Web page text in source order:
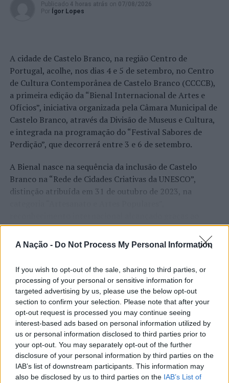
A Nação - Do Not Process My Personal Information
If you wish to opt-out of the sale, sharing to third parties, or
processing of your personal or sensitive information for
targeted advertising by us, please use the below opt-out
section to confirm your selection. Please note that after your
opt-out request is processed you may continue seeing
interest-based ads based on personal information utilized by
us or personal information disclosed to third parties prior to
your opt-out. You may separately opt-out of the further
disclosure of your personal information by third parties on the
IAB’s list of downstream participants. This information may
also be disclosed by us to third parties on the IAB’s List of
Publicado 4 horas atrás on 07/08/2026
Por
Ígor Lopes
A cidade de Castelo Branco, na região Centro de
Portugal, acolhe, nos dias 4 e 5 de setembro, no Centro
de Cultura Contemporânea de Castelo Branco (CCCCB),
a primeira edição da “Bienal Internacional de Artes e
Ofícios”, iniciativa organizada pela Câmara Municipal de
Castelo Branco, através da Divisão de Museus e Cultura,
e integrada na programação do “Festival Sabores de
Perdição”, que decorrerá entre 3 e 6 de setembro.
A Bienal nasce na sequência da inclusão de Castelo
Branco na “Rede de Cidades Criativas da UNESCO”,
distinção atribuída em 31 de outubro de 2023, na
“valor patrimonial, artístico e identitário” do “Bordado
de Castelo Branco”, uma das manifestações mais
emblemáticas da cultura portuguesa e elemento central
da identidade albicastrense.
Ao longo de dois dias, especialistas nacionais e
internacionais, investigadores, artesãos, representantes
institucionais, organismos públicos, instituições de
ensino superior e cidades pertencentes à “Rede de
Cidades Criativas da UNESCO” discutirão políticas
públicas, inovação, empreendedorismo,
internacionalização, cooperação entre territórios,
preservação dos saberes tradicionais, renovação
ATUALIDADE
Covilhã: Especialista aponta
investimento estrangeiro e
valorização imobiliária como
motores do crescimento da Beira
Interior